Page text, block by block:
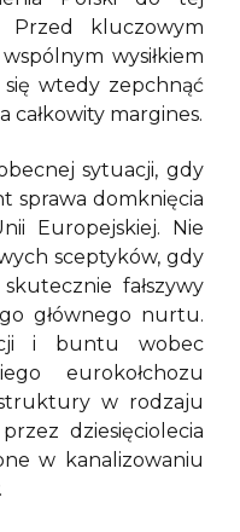
kluczowym
wysiłkiem
się wtedy zepchnąć
margines.
sytuacji, gdy
sprawa domknięcia
Europejskiej. Nie
sceptyków, gdy
fałszywy
głównego nurtu.
i buntu wobec
eurokołchozu
w rodzaju
dziesięciolecia
w kanalizowaniu